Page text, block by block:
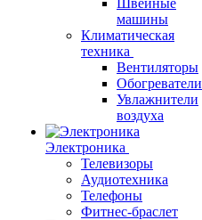
Швейные
машины
Климатическая
техника
Вентиляторы
Обогреватели
Увлажнители
воздуха
Электроника
Телевизоры
Аудиотехника
Телефоны
Фитнес-браслет